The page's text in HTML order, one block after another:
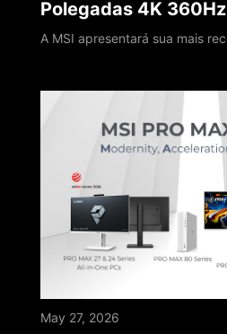
Polegadas 4K 360Hz
May 27, 2026